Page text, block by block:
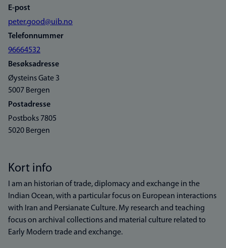
E-post
peter.good@uib.no
Telefonnummer
96664532
Besøksadresse
Øysteins Gate 3
5007 Bergen
Postadresse
Postboks 7805
5020 Bergen
Kort info
I am an historian of trade, diplomacy and exchange in the
Indian Ocean, with a particular focus on European interactions
with Iran and Persianate Culture. My research and teaching
focus on archival collections and material culture related to
Early Modern trade and exchange.